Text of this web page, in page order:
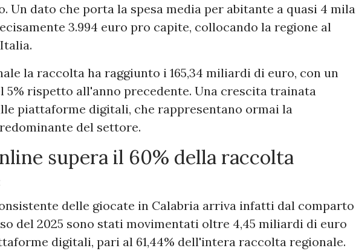
Un dato che porta la spesa media per abitante a quasi 4 mila
3.994 euro pro capite, collocando la regione al
la raccolta ha raggiunto i 165,34 miliardi di euro, con un
5% rispetto all'anno precedente. Una crescita trainata
piattaforme digitali, che rappresentano ormai la
del settore.
supera il 60% della raccolta
delle giocate in Calabria arriva infatti dal comparto
del 2025 sono stati movimentati oltre 4,45 miliardi di euro
digitali, pari al 61,44% dell'intera raccolta regionale.